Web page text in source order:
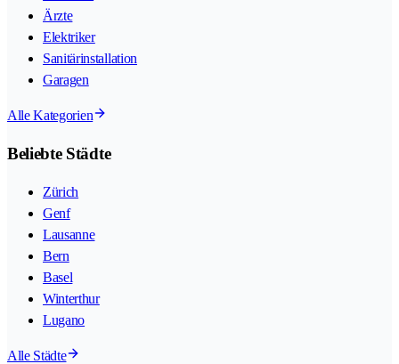
Ärzte
Elektriker
Sanitärinstallation
Garagen
Alle Kategorien
Beliebte Städte
Zürich
Genf
Lausanne
Bern
Basel
Winterthur
Lugano
Alle Städte